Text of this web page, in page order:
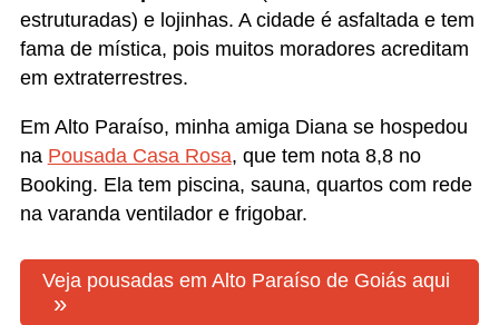
contrário. É que como eu tinha poucos dias, eu
preferi focar nos passeios de São Jorge, e deixei
Cavalcante e Alto Paraíso de Goiás “reservados”
Está nos planos ir para lá numa época que não
chova, para apreciar a beleza da cor da água
alucinante das cachoeiras de Cavalcante.
Veja opções de pousadas em Cavalcante